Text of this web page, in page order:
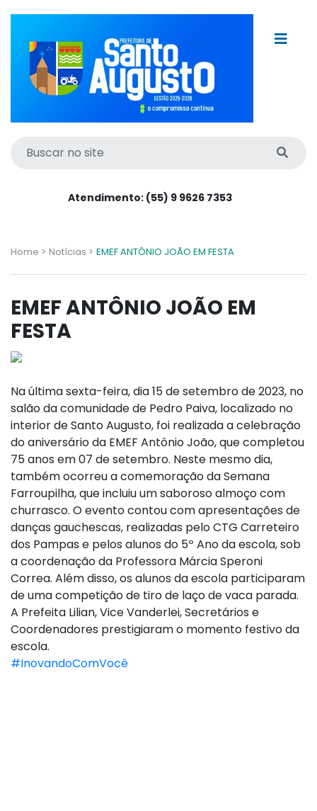
Atendimento: (55) 9 9626 7353
Home > Notícias > EMEF ANTÔNIO JOÃO EM FESTA
EMEF ANTÔNIO JOÃO EM
FESTA
Na última sexta-feira, dia 15 de setembro de 2023, no
salão da comunidade de Pedro Paiva, localizado no
interior de Santo Augusto, foi realizada a celebração
do aniversário da EMEF Antônio João, que completou
75 anos em 07 de setembro. Neste mesmo dia,
também ocorreu a comemoração da Semana
Farroupilha, que incluiu um saboroso almoço com
churrasco. O evento contou com apresentações de
danças gauchescas, realizadas pelo CTG Carreteiro
dos Pampas e pelos alunos do 5º Ano da escola, sob
a coordenação da Professora Márcia Speroni
Correa. Além disso, os alunos da escola participaram
de uma competição de tiro de laço de vaca parada.
A Prefeita Lilian, Vice Vanderlei, Secretários e
Coordenadores prestigiaram o momento festivo da
escola.
#InovandoComVocê